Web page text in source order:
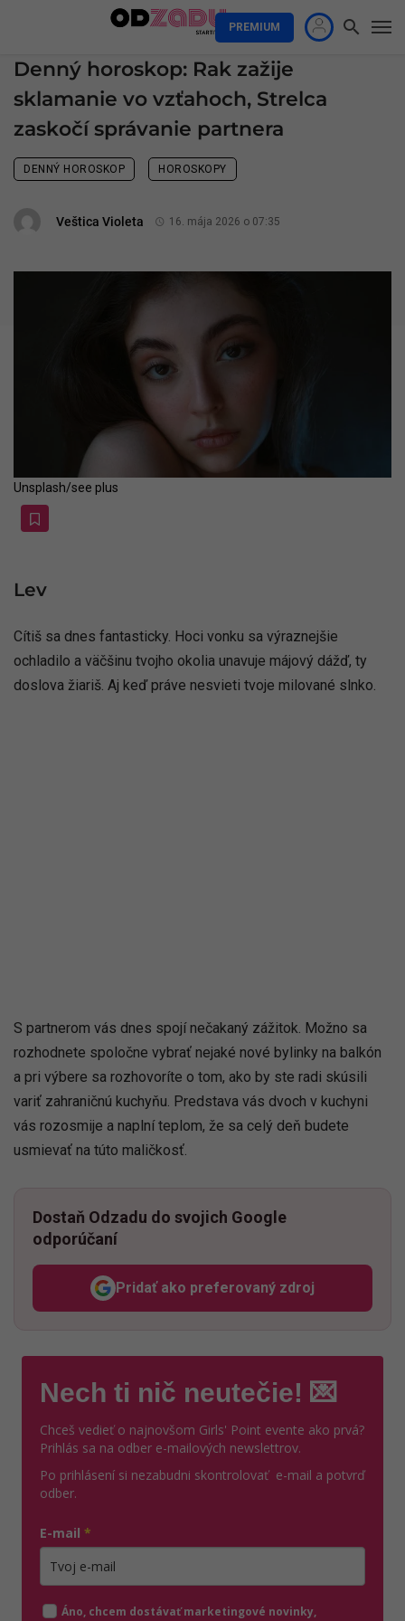
PREMIUM
Denný horoskop: Rak zažije
sklamanie vo vzťahoch, Strelca
zaskočí správanie partnera
DENNÝ HOROSKOP HOROSKOPY
Veštica Violeta 16. mája 2026 o 07:35
Unsplash/see plus
Lev
Cítiš sa dnes fantasticky. Hoci vonku sa výraznejšie
ochladilo a väčšinu tvojho okolia unavuje májový dážď, ty
doslova žiariš. Aj keď práve nesvieti tvoje milované slnko.
S partnerom vás dnes spojí nečakaný zážitok. Možno sa
rozhodnete spoločne vybrať nejaké nové bylinky na balkón
a pri výbere sa rozhovoríte o tom, ako by ste radi skúsili
variť zahraničnú kuchyňu. Predstava vás dvoch v kuchyni
vás rozosmije a naplní teplom, že sa celý deň budete
usmievať na túto maličkosť.
Dostaň Odzadu do svojich Google
odporúčaní
Pridať ako preferovaný zdroj
Odzadu, odkaz sa otvorí v
Nech ti nič neutečie! 💌
Chceš vedieť o najnovšom Girls' Point evente ako prvá?
Prihlás sa na odber e-mailových newslettrov.
Po prihlásení si nezabudni skontrolovať e-mail a potvrď
odber.
E-mail *
Áno, chcem dostávať marketingové novinky,